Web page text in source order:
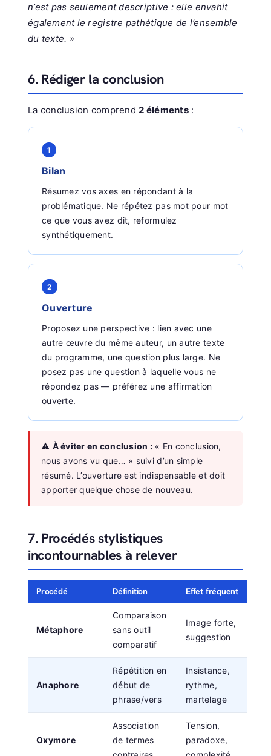
n’est pas seulement descriptive : elle envahit
également le registre pathétique de l’ensemble
du texte. »
6. Rédiger la conclusion
La conclusion comprend 2 éléments:
1
Bilan
Résumez vos axes en répondant à la
problématique. Ne répétez pas mot pour mot
ce que vous avez dit, reformulez
synthétiquement.
2
Ouverture
Proposez une perspective : lien avec une
autre œuvre du même auteur, un autre texte
du programme, une question plus large. Ne
posez pas une question à laquelle vous ne
répondez pas — préférez une affirmation
ouverte.
⚠️ À éviter en conclusion : « En conclusion,
nous avons vu que… » suivi d’un simple
résumé. L’ouverture est indispensable et doit
apporter quelque chose de nouveau.
7. Procédés stylistiques
incontournables à relever
Procédé Définition Effet fréquent
Métaphore
Comparaison
sans outil
comparatif
Image forte,
suggestion
Anaphore
Répétition en
début de
phrase/vers
Insistance,
rythme,
martelage
Oxymore
Association
de termes
Tension,
paradoxe,